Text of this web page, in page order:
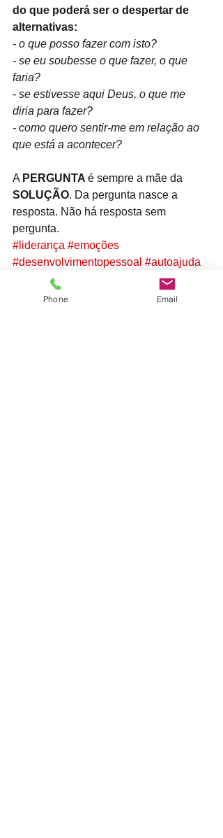
do que poderá ser o despertar de
alternativas:
- o que posso fazer com isto?
- se eu soubesse o que fazer, o que
faria?
- se estivesse aqui Deus, o que me
diria para fazer?
- como quero sentir-me em relação ao
que está a acontecer?
A PERGUNTA é sempre a mãe da
SOLUÇÃO. Da pergunta nasce a
resposta. Não há resposta sem
pergunta.
#liderança #emoções
#desenvolvimentopessoal #autoajuda
#afectos
Phone Email